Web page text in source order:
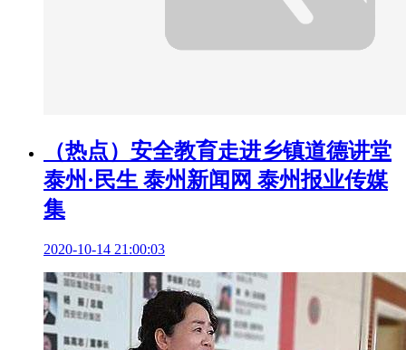
（热点）安全教育走进乡镇道德讲堂
泰州·民生 泰州新闻网 泰州报业传媒
集
2020-10-14 21:00:03